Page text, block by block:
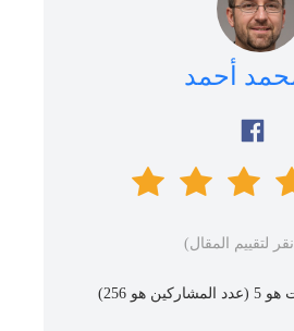
أحمد
لتقييم المقال)
هو 256
)